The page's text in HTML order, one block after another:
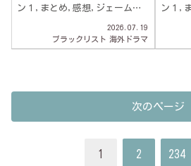
ン１,まとめ,感想,ジェーム
イカー(NO.42）,
2026.07.19
ブラックリスト 海外ドラマ
ン１,
ィッ
次のページ
1 2 234